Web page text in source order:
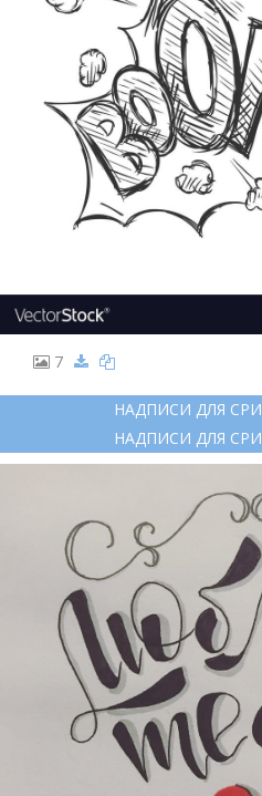
7
НАДПИСИ ДЛЯ
НАДПИСИ ДЛЯ